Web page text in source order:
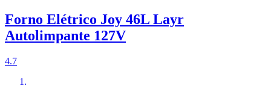
Forno Elétrico Joy 46L Layr
Autolimpante 127V
4.7